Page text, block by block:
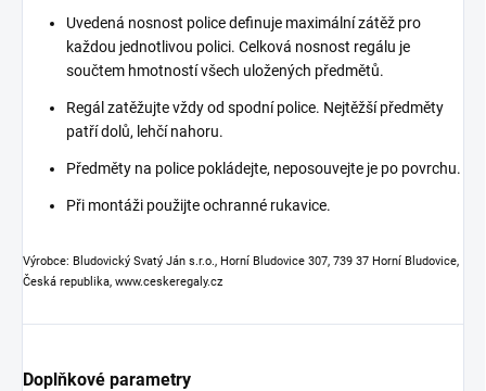
Uvedená nosnost police definuje maximální zátěž pro
každou jednotlivou polici. Celková nosnost regálu je
součtem hmotností všech uložených předmětů.
Regál zatěžujte vždy od spodní police. Nejtěžší předměty
patří dolů, lehčí nahoru.
Předměty na police pokládejte, neposouvejte je po povrchu.
Při montáži použijte ochranné rukavice.
Výrobce: Bludovický Svatý Ján s.r.o., Horní Bludovice 307, 739 37 Horní Bludovice,
Česká republika, www.ceskeregaly.cz
Doplňkové parametry